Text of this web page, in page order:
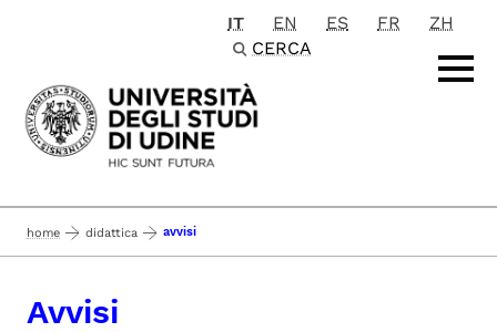
Passa al contenuto principale
IT EN ES FR
ZH
CERCA
home didattica avvisi
Avvisi